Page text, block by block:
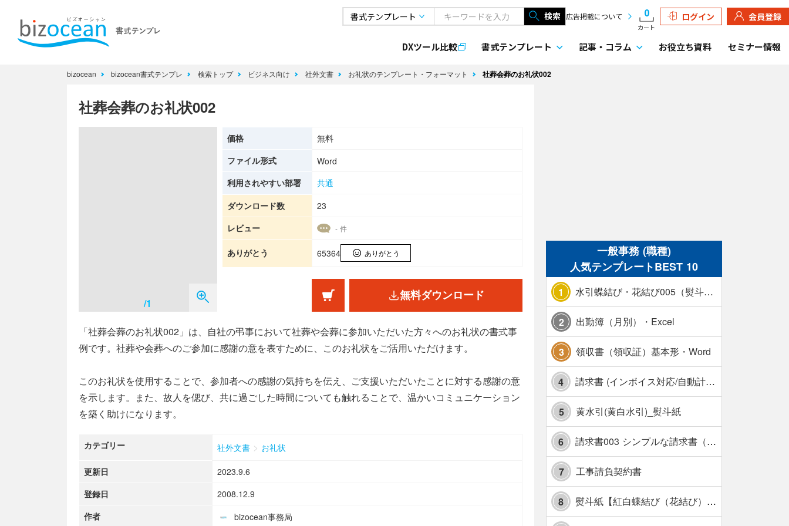
検索 広告掲載について 0
カート
ログイン 会員登録
DXツール比較 書式テンプレート 記事・ コラム お役立ち資料 セミナー情報
bizocean bizocean書式テンプレ 検索トップ ビジネス向け 社外文書 お礼状のテンプレート・フォーマット 社葬会葬のお礼状002
社葬会葬のお礼状002
/1
価格
無料
ファイル形式
Word
利用されやすい部署
共通
ダウンロード数
23
レビュー
- 件
ありがとう 65364 ありがとう
無料ダウンロード
「社葬会葬のお礼状002」は、自社の弔事において社葬や会葬に参加いただいた方々へのお礼状の書式事
例です。社葬や会葬へのご参加に感謝の意を表すために、このお礼状をご活用いただけます。
このお礼状を使用することで、参加者への感謝の気持ちを伝え、ご支援いただいたことに対する感謝の意
を示します。また、故人を偲び、共に過ごした時間についても触れることで、温かいコミュニケーション
を築く助けになります。
カテゴリー 社外文書 > お礼状
更新日
2023.9.6
登録日
2008.12.9
作者
bizocean事務局
一般事務 (職種)
人気テンプレートBEST 10
1 水引蝶結び・花結び005（熨斗あり）
2 出勤簿（月別）・Excel
3 領収書（領収証）基本形・Word
4 請求書 (インボイス対応/自動計算/A4 縦) カラー 使い方解説あり
5 黄水引(黄白水引)_熨斗紙
6 請求書003 シンプルな請求書（消費税10％対応）
7 工事請負契約書
8 熨斗紙【紅白蝶結び（花結び）・水引7本】・Excel